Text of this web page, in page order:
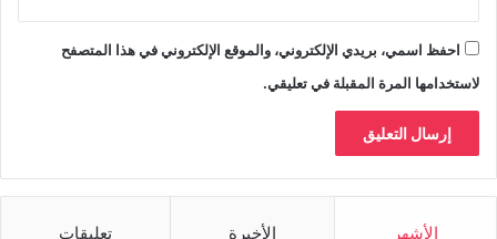
احفظ اسمي، بريدي الإلكتروني، والموقع الإلكتروني في هذا المتصفح
لاستخدامها المرة المقبلة في تعليقي.
الأشهر الأخيرة تعليقات